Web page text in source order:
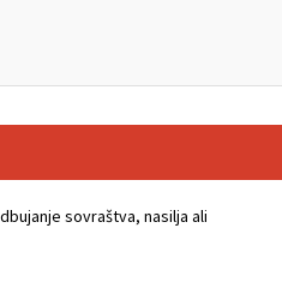
sovraštva, nasilja ali